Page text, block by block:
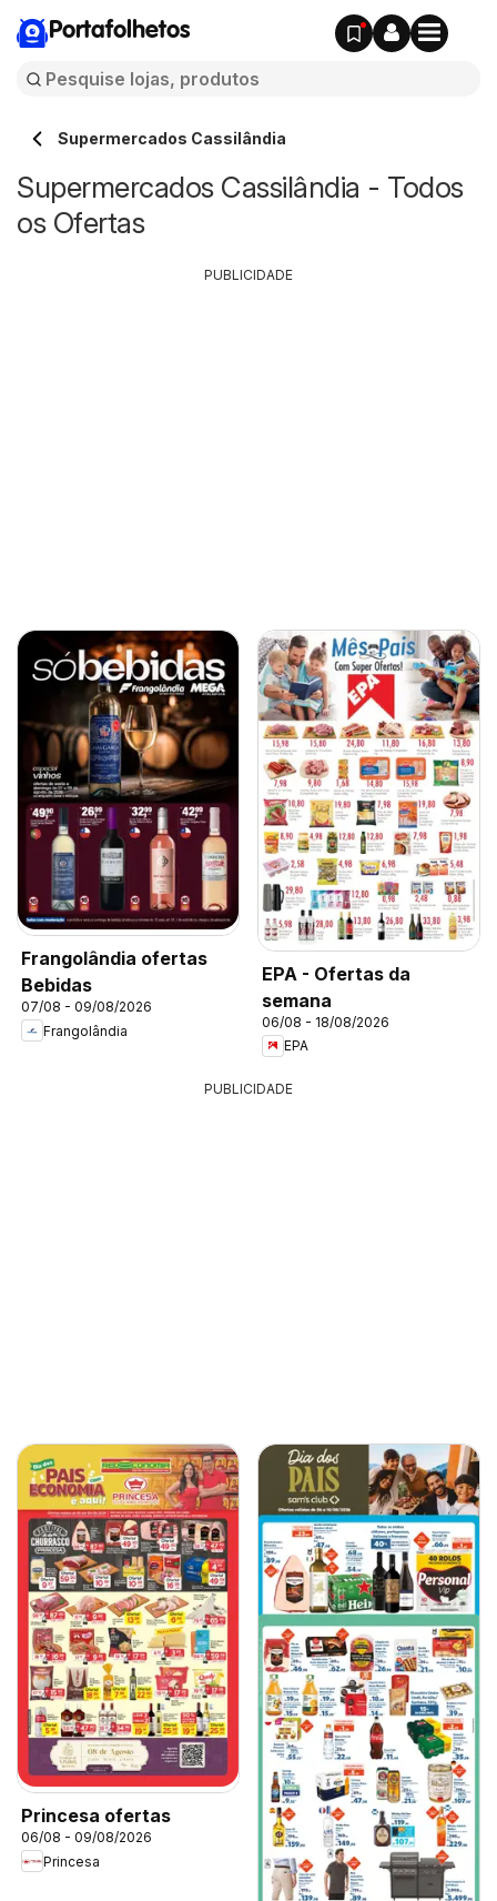
Portafolhetos
Supermercados Cassilândia
Supermercados Cassilândia - Todos
os Ofertas
Frangolândia ofertas
Bebidas
07/08 - 09/08/2026
Frangolândia
EPA - Ofertas da
semana
06/08 - 18/08/2026
EPA
PUBLICIDADE
PUBLICIDADE
Princesa ofertas
06/08 - 09/08/2026
Princesa